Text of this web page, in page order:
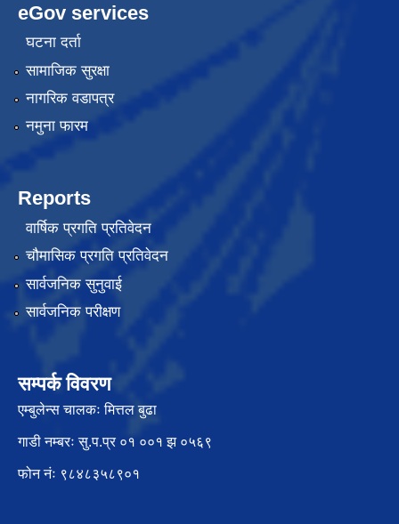
eGov services
घटना दर्ता
सामाजिक सुरक्षा
नागरिक वडापत्र
नमुना फारम
Reports
वार्षिक प्रगति प्रतिवेदन
चौमासिक प्रगति प्रतिवेदन
सार्वजनिक सुनुवाई
सार्वजनिक परीक्षण
सम्पर्क विवरण
एम्बुलेन्स चालकः मित्तल बुढा
गाडी नम्बरः सु.प.प्र ०१ ००१ झ ०५६९
फोन नंः ९८४८३५८९०१